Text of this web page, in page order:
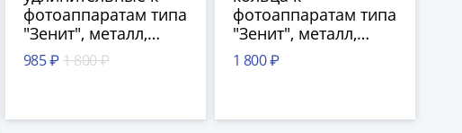
фотоаппаратам типа
"Зенит", металл,
Красногорский
механический завод
985 ₽ 1 800 ₽
фотоаппаратам типа
"Зенит", металл,
пластик, СССР, 1970-
1990 гг.
1 800 ₽